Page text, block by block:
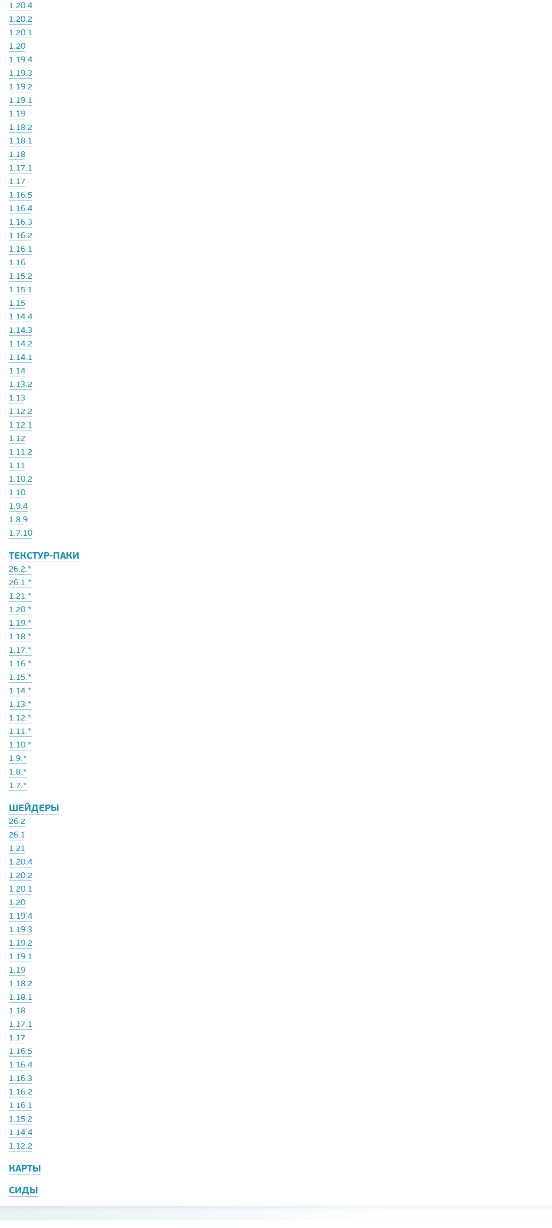
1.20.4
1.20.2
1.20.1
1.20
1.19.4
1.19.3
1.19.2
1.19.1
1.19
1.18.2
1.18.1
1.18
1.17.1
1.17
1.16.5
1.16.4
1.16.3
1.16.2
1.16.1
1.16
1.15.2
1.15.1
1.15
1.14.4
1.14.3
1.14.2
1.14.1
1.14
1.13.2
1.13
1.12.2
1.12.1
1.12
1.11.2
1.11
1.10.2
1.10
1.9.4
1.8.9
1.7.10
ТЕКСТУР-ПАКИ
26.2.*
26.1.*
1.21.*
1.20.*
1.19.*
1.18.*
1.17.*
1.16.*
1.15.*
1.14.*
1.13.*
1.12.*
1.11.*
1.10.*
1.9.*
1.8.*
1.7.*
ШЕЙДЕРЫ
26.2
26.1
1.21
1.20.4
1.20.2
1.20.1
1.20
1.19.4
1.19.3
1.19.2
1.19.1
1.19
1.18.2
1.18.1
1.18
1.17.1
1.17
1.16.5
1.16.4
1.16.3
1.16.2
1.16.1
1.15.2
1.14.4
1.12.2
КАРТЫ
СИДЫ